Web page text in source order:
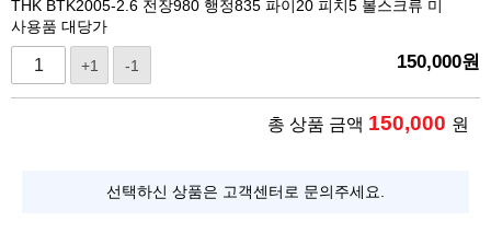
THK BTK2005-2.6 전장980 행정835 파이20 피치5 볼스크류 미
사용품 대당가
+1 -1 150,000원
총 상품 금액 150,000 원
선택하신 상품은 고객센터로 문의주세요.